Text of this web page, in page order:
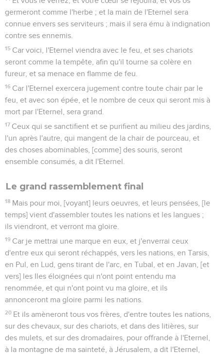
germeront comme l'herbe ; et la main de l'Eternel sera
connue envers ses serviteurs ; mais il sera ému à indignation
contre ses ennemis.
15 Car voici, l'Eternel viendra avec le feu, et ses chariots
seront comme la tempête, afin qu'il tourne sa colère en
fureur, et sa menace en flamme de feu.
16 Car l'Eternel exercera jugement contre toute chair par le
feu, et avec son épée, et le nombre de ceux qui seront mis à
mort par l'Eternel, sera grand.
17 Ceux qui se sanctifient et se purifient au milieu des jardins,
l'un après l'autre, qui mangent de la chair de pourceau, et
des choses abominables, [comme] des souris, seront
ensemble consumés, a dit l'Eternel.
Le grand rassemblement final
18 Mais pour moi, [voyant] leurs oeuvres, et leurs pensées, [le
temps] vient d'assembler toutes les nations et les langues ;
ils viendront, et verront ma gloire.
19 Car je mettrai une marque en eux, et j'enverrai ceux
d'entre eux qui seront réchappés, vers les nations, en Tarsis,
en Pul, en Lud, gens tirant de l'arc, en Tubal, et en Javan, [et
vers] les Iles éloignées qui n'ont point entendu ma
renommée, et qui n'ont point vu ma gloire, et ils
annonceront ma gloire parmi les nations.
20 Et ils amèneront tous vos frères, d'entre toutes les nations,
sur des chevaux, sur des chariots, et dans des litières, sur
des mulets, et sur des dromadaires, pour offrande à l'Eternel,
à la montagne de ma sainteté, à Jérusalem, a dit l'Eternel,